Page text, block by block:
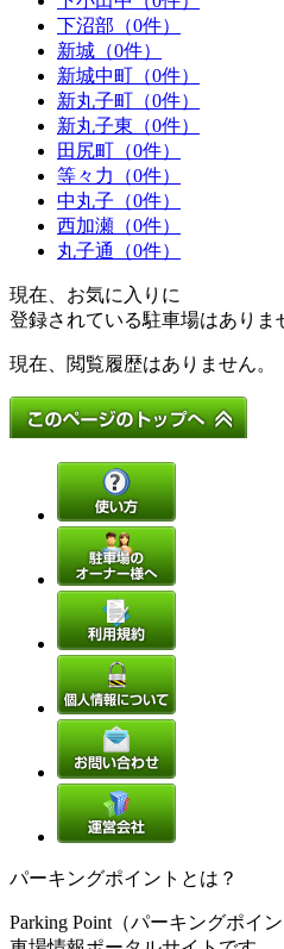
下沼部（0件）
新城（0件）
新城中町（0件）
新丸子町（0件）
新丸子東（0件）
田尻町（0件）
等々力（0件）
中丸子（0件）
西加瀬（0件）
丸子通（0件）
現在、お気に入りに
登録されている駐車場はありま
現在、閲覧履歴はありません。
パーキングポイントとは？
Parking Point（パーキングポイ